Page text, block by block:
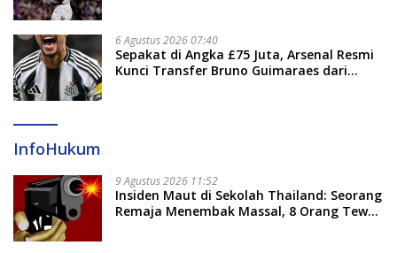
6 Agustus 2026 07:40
Sepakat di Angka £75 Juta, Arsenal Resmi
Kunci Transfer Bruno Guimaraes dari
InfoHukum
9 Agustus 2026 11:52
Insiden Maut di Sekolah Thailand: Seorang
Remaja Menembak Massal, 8 Orang Tewas